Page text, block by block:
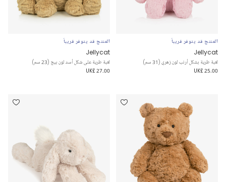
المنتج قد يتوفر قريباً
Jellycat
لعبة طرية بشكل أرنب لون زهري (31 سم)
UK£ 25.00
المنتج قد يتوفر قريباً
Jellycat
لعبة طرية على شكل أسد لون بيج (23 سم)
UK£ 27.00